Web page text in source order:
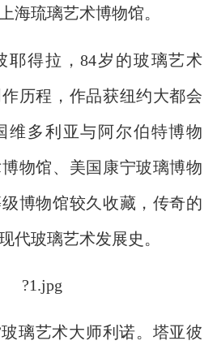
海琉璃艺术博物馆。
得拉，84岁的玻璃艺术
历程，作品获纽约大都会
维多利亚与阿尔伯特博物
物馆、美国康宁玻璃博物
博物馆较久收藏，传奇的
代玻璃艺术发展史。
艺术大师利诺。塔亚彼